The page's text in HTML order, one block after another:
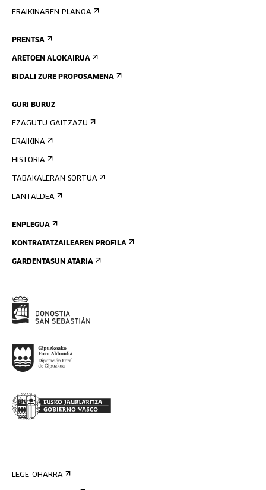
ERAIKINAREN PLANOA
PRENTSA
ARETOEN ALOKAIRUA
BIDALI ZURE PROPOSAMENA
GURI BURUZ
EZAGUTU GAITZAZU
ERAIKINA
HISTORIA
TABAKALERAN SORTUA
LANTALDEA
ENPLEGUA
KONTRATATZAILEAREN PROFILA
GARDENTASUN ATARIA
LEGE-OHARRA